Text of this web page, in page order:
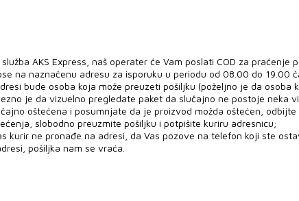
AKS Express, naš operater će Vam poslati COD za praćenje
na naznačenu adresu za isporuku u periodu od 08.00 do 19.00
bude osoba koja može preuzeti pošiljku (poželjno je da osoba
je da vizuelno pregledate paket da slučajno ne postoje neka
oštećena i posumnjate da je proizvod možda oštećen,
slobodno preuzmite pošiljku i potpišite kuriru adresnicu;
kurir ne pronađe na adresi, da Vas pozove na telefon koji ste
pošiljka nam se vraća.